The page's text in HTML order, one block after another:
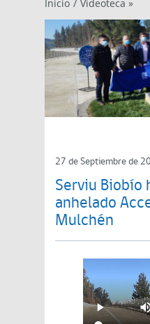
Inicio / Videoteca »
27 de Septiembre de
Serviu Biobío
anhelado
Mulchén